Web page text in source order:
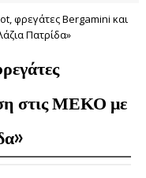
φρεγάτες Bergamini και
Πατρίδα»
στις ΜΕΚΟ με